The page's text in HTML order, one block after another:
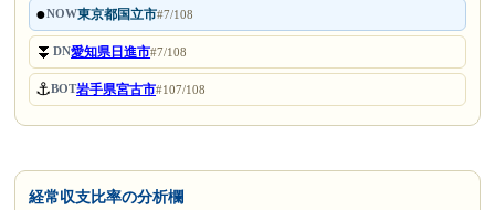
●NOW東京都国立市#7/108
⏬DN愛知県日進市#7/108
⚓BOT岩手県宮古市#107/108
経常収支比率の分析欄